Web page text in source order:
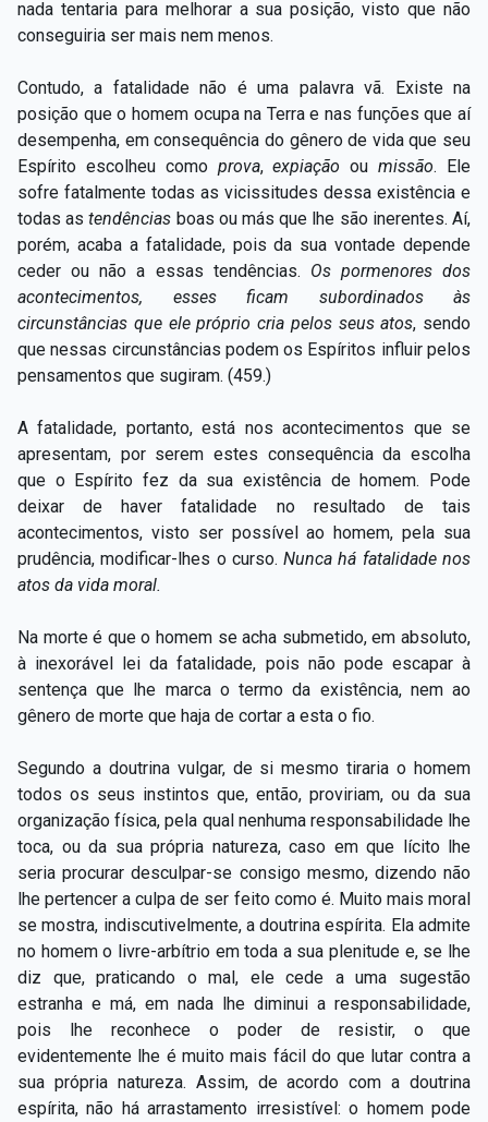
nada tentaria para melhorar a sua posição, visto que não
conseguiria ser mais nem menos.
Contudo, a fatalidade não é uma palavra vã. Existe na
posição que o homem ocupa na Terra e nas funções que aí
desempenha, em consequência do gênero de vida que seu
Espírito escolheu como prova,expiação oumissão. Ele
sofre fatalmente todas as vicissitudes dessa existência e
todas astendências boas ou más que lhe são inerentes. Aí,
porém, acaba a fatalidade, pois da sua vontade depende
ceder ou não a essas tendências. Os pormenores dos
acontecimentos, esses ficam subordinados às
circunstâncias que ele próprio cria pelos seus atos, sendo
que nessas circunstâncias podem os Espíritos influir pelos
pensamentos que sugiram. (459.)
A fatalidade, portanto, está nos acontecimentos que se
apresentam, por serem estes consequência da escolha
que o Espírito fez da sua existência de homem. Pode
deixar de haver fatalidade no resultado de tais
acontecimentos, visto ser possível ao homem, pela sua
prudência, modificar-lhes o curso.Nunca há fatalidade nos
atos da vida moral.
Na morte é que o homem se acha submetido, em absoluto,
à inexorável lei da fatalidade, pois não pode escapar à
sentença que lhe marca o termo da existência, nem ao
gênero de morte que haja de cortar a esta o fio.
Segundo a doutrina vulgar, de si mesmo tiraria o homem
todos os seus instintos que, então, proviriam, ou da sua
organização física, pela qual nenhuma responsabilidade lhe
toca, ou da sua própria natureza, caso em que lícito lhe
seria procurar desculpar-se consigo mesmo, dizendo não
lhe pertencer a culpa de ser feito como é. Muito mais moral
se mostra, indiscutivelmente, a doutrina espírita. Ela admite
no homem o livre-arbítrio em toda a sua plenitude e, se lhe
diz que, praticando o mal, ele cede a uma sugestão
estranha e má, em nada lhe diminui a responsabilidade,
pois lhe reconhece o poder de resistir, o que
evidentemente lhe é muito mais fácil do que lutar contra a
sua própria natureza. Assim, de acordo com a doutrina
espírita, não há arrastamento irresistível: o homem pode